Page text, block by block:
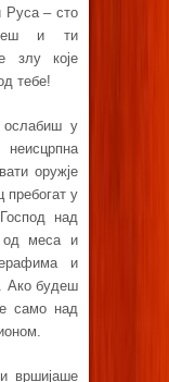
Руса – сто
и ти
злу које
тебе!
у
оружје
пребогат у
над
од меса и
и
Ако будеш
само над
вршијаше